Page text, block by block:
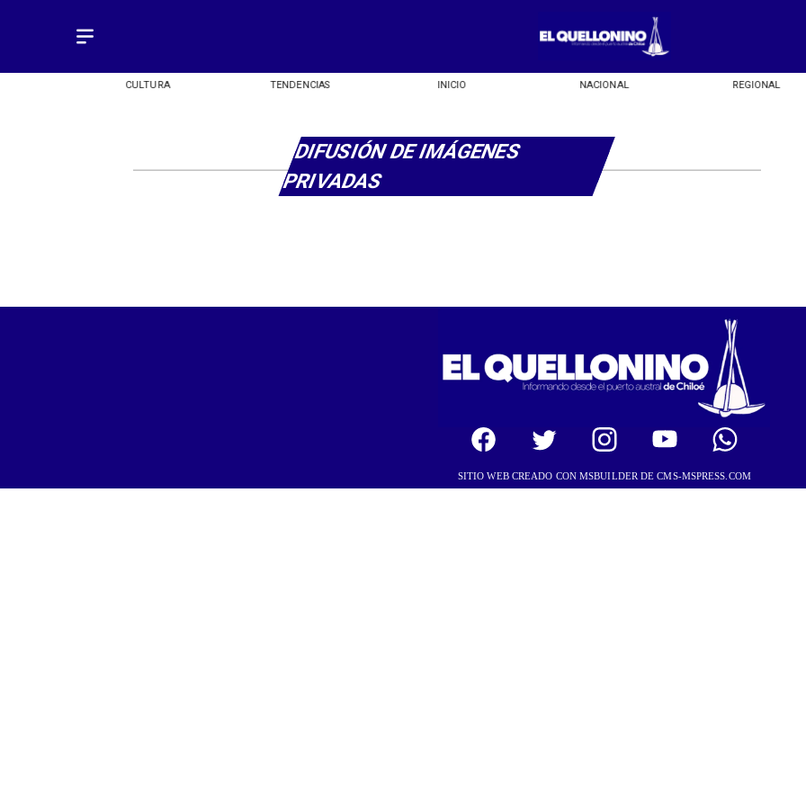
CULTURA TENDENCIAS INICIO NACIONAL REGIONAL
DIFUSIÓN DE IMÁGENES
PRIVADAS
SITIO WEB CREADO CON MSBUILDER DE CMS-MSPRESS.COM